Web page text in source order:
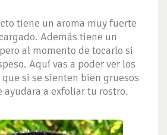
tiene un aroma muy fuerte
Además tiene un
al momento de tocarlo si
Aquí vas a poder ver los
si se sienten bien gruesos
ayudara a exfoliar tu rostro.